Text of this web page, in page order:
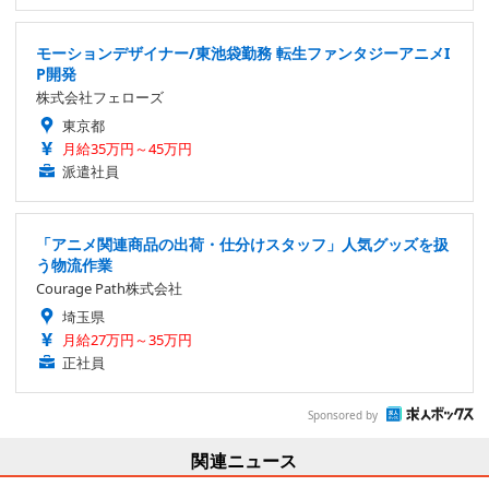
モーションデザイナー/東池袋勤務 転生ファンタジーアニメI
P開発
株式会社フェローズ
東京都
月給35万円～45万円
派遣社員
「アニメ関連商品の出荷・仕分けスタッフ」人気グッズを扱
う物流作業
Courage Path株式会社
埼玉県
月給27万円～35万円
正社員
Sponsored by
関連ニュース